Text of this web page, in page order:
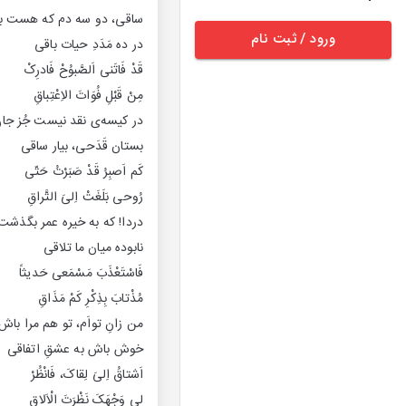
ورود / ثبت نام
‌ساقی، دو سه دم که هست
‌در ده مَدَدِ حیات باقی
‌قَدْ فَاتَنی اَلصَّبوُحْ فَادرِکْ
‌مِنْ قَبْلِ فُوَاتَ الاِعْتِباقِ
‌در کیسه‌ی نقد نیست جُز
‌بستان قَدَحی، بیار ساقی
‌کَم اَصبِرُ قَدْ صَبَرْتُ حَتّی
‌رُوحی بَلَغَتْ اِلیَ التَّراقِ
دردا! که به خیره عمر
نابوده میان ما تلاقی
فَاسْتَعْذَبَ مَسْمَعی حَدیثاً
مُذْتابَ بِذِکْرِ کَمْ مَذَاقِ
من زانِ تواَم، تو هم مرا
خوش باش به عشقِ اتفاقی
اَشتاقُ اِلیَ لِقاکَ، فَانْظُرْ
لی وَجْهَکَ نَظْرَتَ الْاَلاقِ